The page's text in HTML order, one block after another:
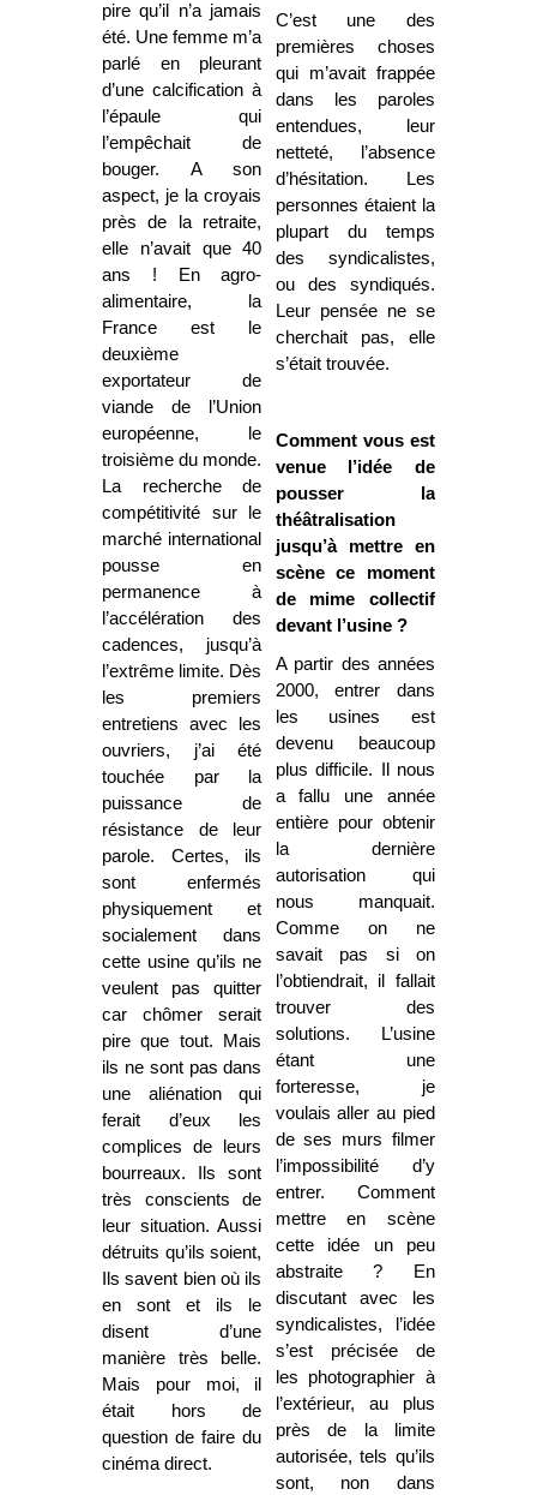
pire qu’il n’a jamais
été. Une femme m’a
parlé en pleurant
d’une calcification à
l’épaule qui
l’empêchait de
bouger. A son
aspect, je la croyais
près de la retraite,
elle n’avait que 40
ans ! En agro-
alimentaire, la
France est le
deuxième
exportateur de
viande de l’Union
européenne, le
troisième du monde.
La recherche de
compétitivité sur le
marché international
pousse en
permanence à
l’accélération des
cadences, jusqu’à
l’extrême limite. Dès
les premiers
entretiens avec les
ouvriers, j’ai été
touchée par la
puissance de
résistance de leur
parole. Certes, ils
sont enfermés
physiquement et
socialement dans
cette usine qu’ils ne
veulent pas quitter
car chômer serait
pire que tout. Mais
ils ne sont pas dans
une aliénation qui
ferait d’eux les
complices de leurs
bourreaux. Ils sont
très conscients de
leur situation. Aussi
détruits qu’ils soient,
Ils savent bien où ils
en sont et ils le
disent d’une
manière très belle.
Mais pour moi, il
était hors de
question de faire du
cinéma direct.
C’est une des
premières choses
qui m’avait frappée
dans les paroles
entendues, leur
netteté, l’absence
d’hésitation. Les
personnes étaient la
plupart du temps
des syndicalistes,
ou des syndiqués.
Leur pensée ne se
cherchait pas, elle
s’était trouvée.
Comment vous est
venue l’idée de
pousser la
théâtralisation
jusqu’à mettre en
scène ce moment
de mime collectif
devant l’usine ?
A partir des années
2000, entrer dans
les usines est
devenu beaucoup
plus difficile. Il nous
a fallu une année
entière pour obtenir
la dernière
autorisation qui
nous manquait.
Comme on ne
savait pas si on
l’obtiendrait, il fallait
trouver des
solutions. L’usine
étant une
forteresse, je
voulais aller au pied
de ses murs filmer
l’impossibilité d’y
entrer. Comment
mettre en scène
cette idée un peu
abstraite ? En
discutant avec les
syndicalistes, l’idée
s’est précisée de
les photographier à
l’extérieur, au plus
près de la limite
autorisée, tels qu’ils
sont, non dans